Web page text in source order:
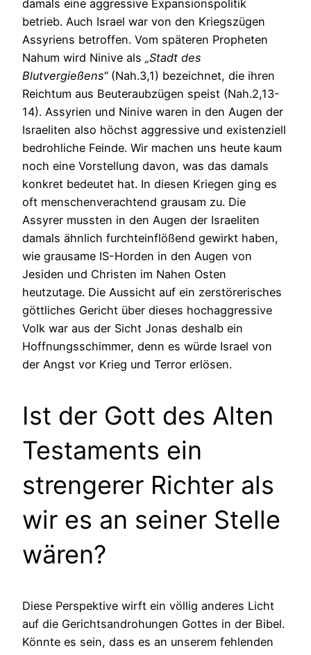
damals eine aggressive Expansionspolitik
betrieb. Auch Israel war von den Kriegszügen
Assyriens betroffen. Vom späteren Propheten
Nahum wird Ninive als „Stadt des
Blutvergießens“(Nah.3,1) bezeichnet, die ihren
Reichtum aus Beuteraubzügen speist (Nah.2,13-
14). Assyrien und Ninive waren in den Augen der
Israeliten also höchst aggressive und existenziell
bedrohliche Feinde. Wir machen uns heute kaum
noch eine Vorstellung davon, was das damals
konkret bedeutet hat. In diesen Kriegen ging es
oft menschenverachtend grausam zu. Die
Assyrer mussten in den Augen der Israeliten
damals ähnlich furchteinflößend gewirkt haben,
wie grausame IS-Horden in den Augen von
Jesiden und Christen im Nahen Osten
heutzutage. Die Aussicht auf ein zerstörerisches
göttliches Gericht über dieses hochaggressive
Volk war aus der Sicht Jonas deshalb ein
Hoffnungsschimmer, denn es würde Israel von
der Angst vor Krieg und Terror erlösen.
Ist der Gott des Alten
Testaments ein
strengerer Richter als
wir es an seiner Stelle
wären?
Diese Perspektive wirft ein völlig anderes Licht
auf die Gerichtsandrohungen Gottes in der Bibel.
Könnte es sein, dass es an unserem fehlenden